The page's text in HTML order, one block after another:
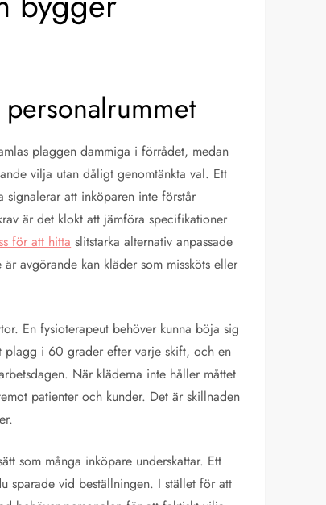
plaggen dammiga i förrådet, medan
vilja utan dåligt genomtänkta val. Ett
att inköparen inte förstår
är det klokt att jämföra specifikationer
för att hitta slitstarka alternativ anpassade
avgörande kan kläder som missköts eller
En fysioterapeut behöver kunna böja sig
plagg i 60 grader efter varje skift, och en
När kläderna inte håller måttet
patienter och kunder. Det är skillnaden
som många inköpare underskattar. Ett
sparade vid beställningen. I stället för att